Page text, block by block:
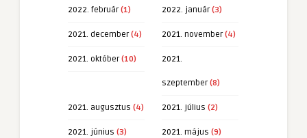
2022. február(1) 2022. január(3)
2021. december(4) 2021. november(4)
2021. október(10) 2021.
szeptember(8)
2021. augusztus (4) 2021. július (2)
2021. június (3) 2021. május (9)